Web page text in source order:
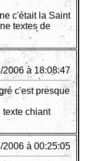
c'était la Saint
textes de
2006 à 18:08:47
c'est presque
texte chiant
2006 à 00:25:05